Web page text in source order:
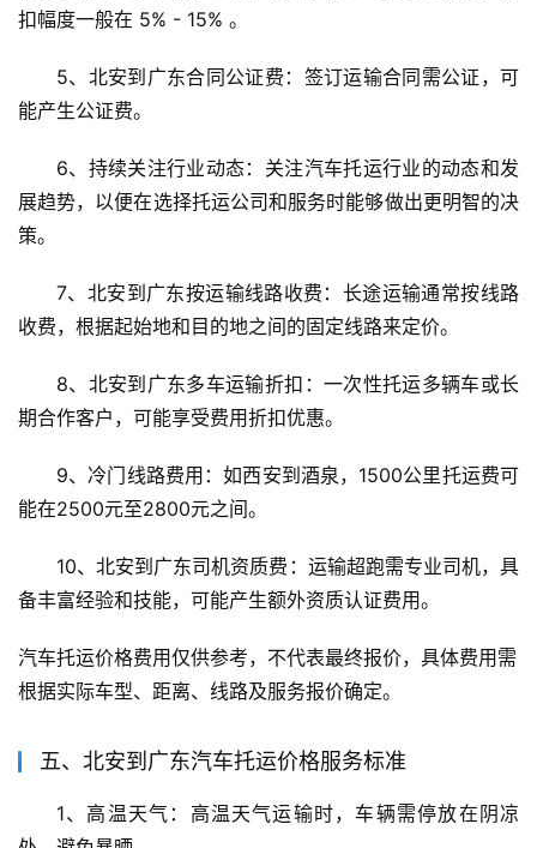
扣幅度一般在 5% - 15% 。
5、北安到广东合同公证费：签订运输合同需公证，可
能产生公证费。
6、持续关注行业动态：关注汽车托运行业的动态和发
展趋势，以便在选择托运公司和服务时能够做出更明智的决
策。
7、北安到广东按运输线路收费：长途运输通常按线路
收费，根据起始地和目的地之间的固定线路来定价。
8、北安到广东多车运输折扣：一次性托运多辆车或长
期合作客户，可能享受费用折扣优惠。
9、冷门线路费用：如西安到酒泉，1500公里托运费可
能在2500元至2800元之间。
10、北安到广东司机资质费：运输超跑需专业司机，具
备丰富经验和技能，可能产生额外资质认证费用。
汽车托运价格费用仅供参考，不代表最终报价，具体费用需
根据实际车型、距离、线路及服务报价确定。
五、北安到广东汽车托运价格服务标准
1、高温天气：高温天气运输时，车辆需停放在阴凉